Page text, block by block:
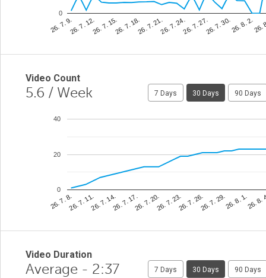
26. 7. 9.26. 7. 12.26. 7. 15.26. 7. 18.26. 7. 21.26. 7. 24.26. 7. 27.26. 7. 30.26. 8. 2.26.
0
Video Count
5.6 / Week 7 Days 30 Days 90 Days
26. 7. 8.26. 7. 11.26. 7. 14.26. 7. 17.26. 7. 20.26. 7. 23.26. 7. 26.26. 7. 29.26. 8. 1.26. 8.
0
20
40
Video Duration
Average - 2:37 7 Days 30 Days 90 Days